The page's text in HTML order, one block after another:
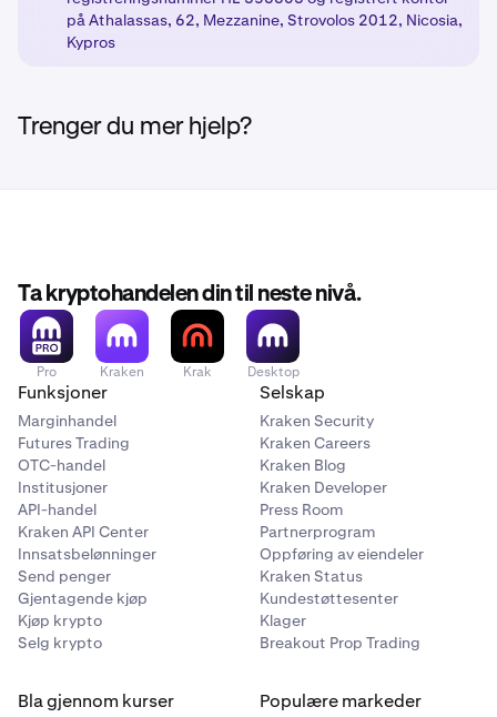
Aktiver produkter:Når du har fullført de nødvendige
trinnene, vil dine valgte produkter bli låst opp med de
på Athalassas, 62, Mezzanine, Strovolos 2012, Nicosia,
Kypros
Trenger du mer hjelp?
Ta kryptohandelen din til neste nivå.
Pro Kraken Krak Desktop
Funksjoner
Marginhandel
Futures Trading
OTC-handel
Institusjoner
API-handel
Kraken API Center
Innsatsbelønninger
Send penger
Gjentagende kjøp
Kjøp krypto
Selg krypto
Selskap
Kraken Security
Kraken Careers
Kraken Blog
Kraken Developer
Press Room
Partnerprogram
Oppføring av eiendeler
Kraken Status
Kundestøttesenter
Klager
Breakout Prop Trading
Bla gjennom kurser Populære markeder